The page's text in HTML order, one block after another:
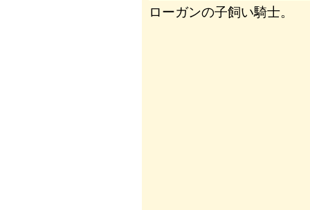
ローガンの子飼い騎士。